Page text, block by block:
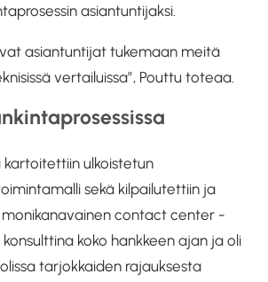
asiantuntijaksi.
asiantuntijat tukemaan meitä
vertailuissa”, Pouttu toteaa.
kartoitettiin ulkoistetun
sekä kilpailutettiin ja
contact center -
konsulttina koko hankkeen ajan ja oli
tarjokkaiden rajauksesta